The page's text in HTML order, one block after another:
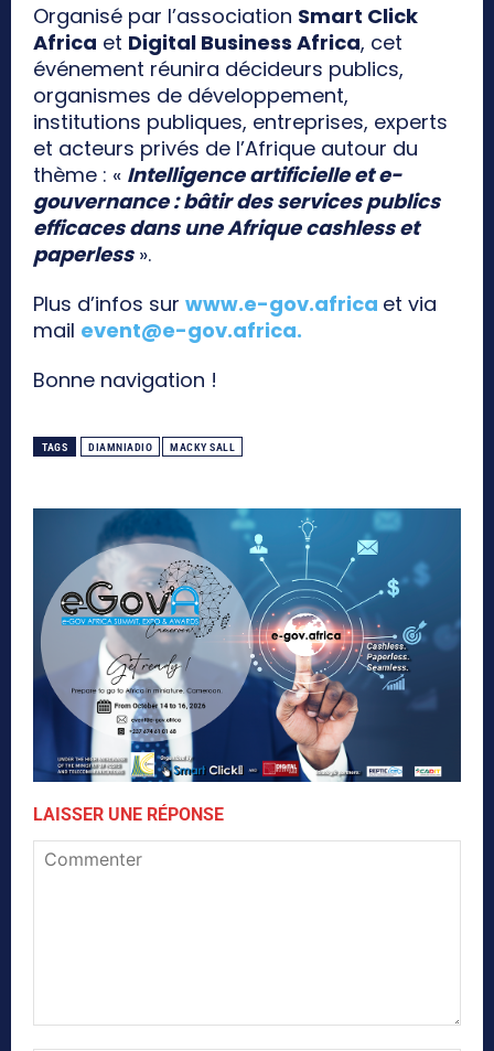
Organisé par l’association Smart Click
Africa et Digital Business Africa, cet
événement réunira décideurs publics,
organismes de développement,
institutions publiques, entreprises, experts
et acteurs privés de l’Afrique autour du
thème : « Intelligence artificielle et e-
gouvernance : bâtir des services publics
efficaces dans une Afrique cashless et
paperless».
Plus d’infos sur www.e-gov.africa et via
mail event@e-gov.africa.
Bonne navigation !
TAGS DIAMNIADIO MACKY SALL
LAISSER UNE RÉPONSE